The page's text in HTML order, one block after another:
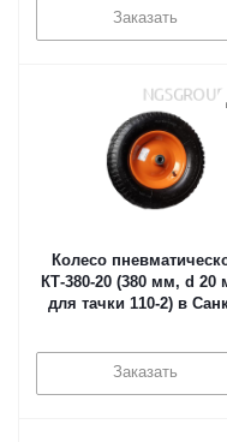
Заказать
Колесо
КТ-380-20 (380 мм, d 20
для тачки 110-2) в
Заказать